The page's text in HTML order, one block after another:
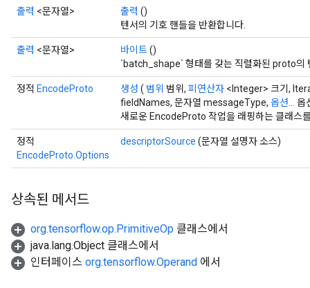
출력 <문자열> 출력 ()
텐서의 기호 핸들을 반환합니다.
출력 <문자열> 바이트()
`batch_shape` 형태를 갖는 직렬화된 proto의
정적 EncodeProto 생성 ( 범위 범위, 피연산자 <Integer> 크기,
fieldNames, 문자열 messageType, 옵션...
옵
새로운 EncodeProto 작업을 래핑하는 클래스
정적
EncodeProto.Options
descriptorSource (문자열 설명자 소스)
상속된 메서드
org.tensorflow.op.PrimitiveOp 클래스에서
java.lang.Object 클래스에서
인터페이스 org.tensorflow.Operand 에서